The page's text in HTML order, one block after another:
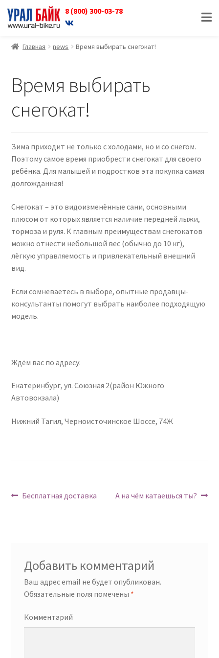
8 (800) 300-03-78
Перейти
к
навигации
Перейти
к
содержимому
Главная news Время выбирать снегокат!
Время выбирать
снегокат!
Зима приходит не только с холодами, но и со снегом.
Поэтому самое время приобрести снегокат для своего
ребёнка. Для малышей и подростков эта покупка самая
долгожданная!
Снегокат – это видоизменённые сани, основными
плюсом от которых является наличие передней лыжи,
тормоза и руля. К главным преимуществам снегокатов
можно отнести небольшой вес (обычно до 10 кг),
лёгкую управляемость и привлекательный внешний
вид.
Если сомневаетесь в выборе, опытные продавцы-
консультанты помогут выбрать наиболее подходящую
модель.
Ждём вас по адресу:
Екатеринбург, ул. Союзная 2(район Южного
Автовокзала)
Нижний Тагил, Черноисточинское Шоссе, 74Ж
Навигация
Предыдущий:
Бесплатная доставка Следующий:
А на чём катаешься ты?
Добавить комментарий
Ваш адрес email не будет опубликован.
Обязательные поля помечены *
Комментарий